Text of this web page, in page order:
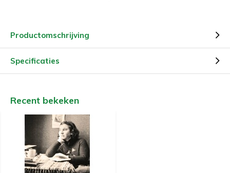
Productomschrijving
Specificaties
Recent bekeken